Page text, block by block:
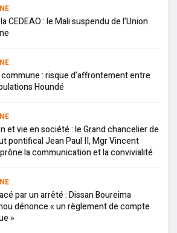
CEDEAO : le Mali suspendu de l’Union
: risque d’affrontement entre
Houndé
et vie en société : le Grand chancelier de
pontifical Jean Paul II, Mgr Vincent
la communication et la convivialité
par un arrêté : Dissan Boureima
dénonce « un règlement de compte
»